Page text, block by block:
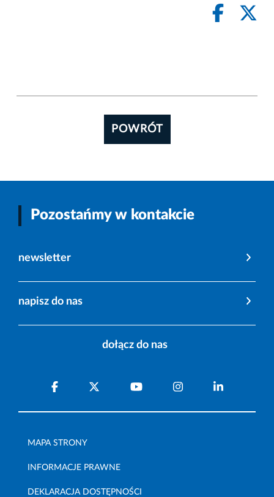
POWRÓT
Pozostańmy w kontakcie
newsletter
napisz do nas
dołącz do nas
MAPA STRONY
INFORMACJE PRAWNE
DEKLARACJA DOSTĘPNOŚCI